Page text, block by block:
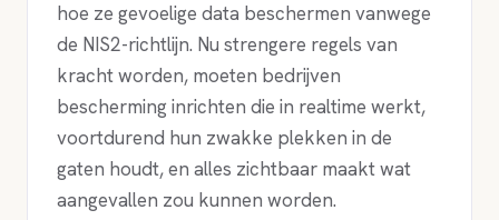
hoe ze gevoelige data beschermen vanwege
de NIS2-richtlijn. Nu strengere regels van
kracht worden, moeten bedrijven
bescherming inrichten die in realtime werkt,
voortdurend hun zwakke plekken in de
gaten houdt, en alles zichtbaar maakt wat
aangevallen zou kunnen worden.